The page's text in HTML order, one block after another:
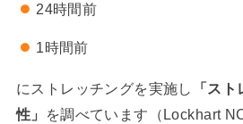
24時間前
1時間前
にストレッチングを実施し
「ス
性」
を調べています（Lockhart